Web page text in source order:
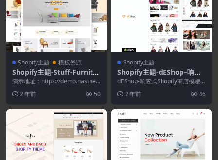
Shopify主题 模板资源
Shopify主题-Stuff-Furnitur
e Shopify主题
演示地址：https://demo.hasthe
2 年前 50
Shopify主题
Shopify主题-dEShop–响应
式Shopify商店模板
dEShop-响应式Shopify商店模板
2 年前 46